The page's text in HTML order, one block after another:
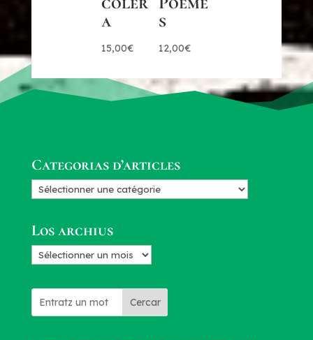
a
15,00€
s
12,00€
Categorias d’articles
Categorias
Los archius
Los
Cercar